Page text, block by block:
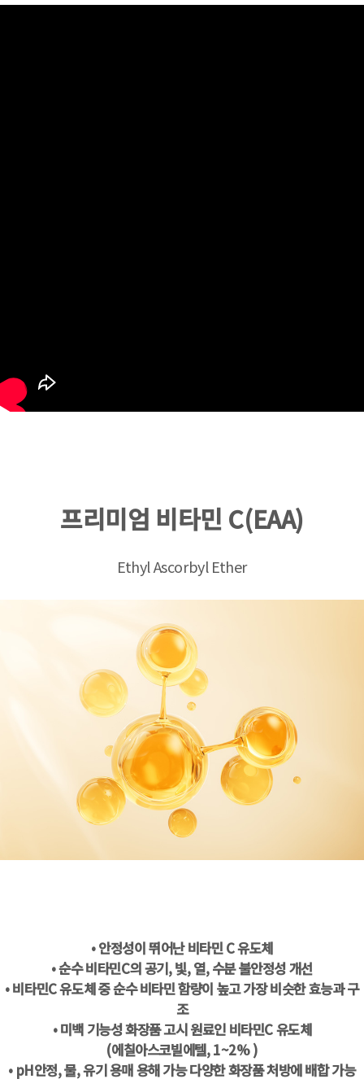
프리미엄 비타민 C(EAA)
Ethyl Ascorbyl Ether
• 안정성이 뛰어난 비타민 C 유도체
• 순수 비타민C의 공기, 빛, 열, 수분 불안정성 개선
• 비타민C 유도체 중 순수 비타민 함량이 높고 가장 비슷한 효능과 구
조
• 미백 기능성 화장품 고시 원료인 비타민C 유도체
(에칠아스코빌에텔, 1~2% )
• pH안정, 물, 유기 용매 용해 가능 다양한 화장품 처방에 배합 가능